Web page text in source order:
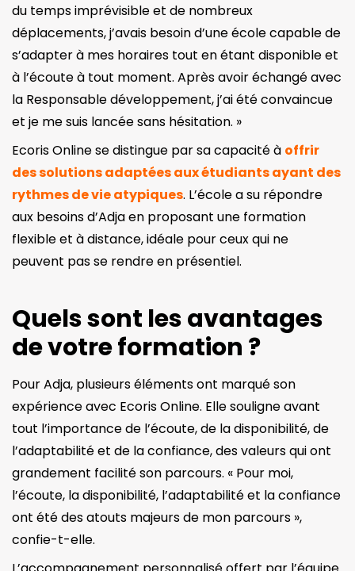
du temps imprévisible et de nombreux
déplacements, j’avais besoin d’une école capable de
s’adapter à mes horaires tout en étant disponible et
à l’écoute à tout moment. Après avoir échangé avec
la Responsable développement, j’ai été convaincue
et je me suis lancée sans hésitation. »
Ecoris Online se distingue par sa capacité à offrir
des solutions adaptées aux étudiants ayant des
rythmes de vie atypiques. L’école a su répondre
aux besoins d’Adja en proposant une formation
flexible et à distance, idéale pour ceux qui ne
peuvent pas se rendre en présentiel.
Quels sont les avantages
de votre formation ?
Pour Adja, plusieurs éléments ont marqué son
expérience avec Ecoris Online. Elle souligne avant
tout l’importance de l’écoute, de la disponibilité, de
l’adaptabilité et de la confiance, des valeurs qui ont
grandement facilité son parcours. « Pour moi,
l’écoute, la disponibilité, l’adaptabilité et la confiance
ont été des atouts majeurs de mon parcours »,
confie-t-elle.